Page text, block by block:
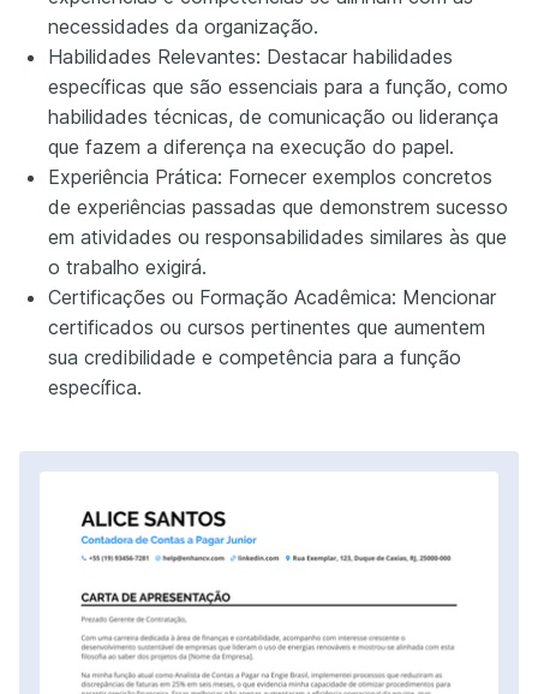
necessidades da organização.
Habilidades Relevantes: Destacar habilidades
específicas que são essenciais para a função, como
habilidades técnicas, de comunicação ou liderança
que fazem a diferença na execução do papel.
Experiência Prática: Fornecer exemplos concretos
de experiências passadas que demonstrem sucesso
em atividades ou responsabilidades similares às que
o trabalho exigirá.
Certificações ou Formação Acadêmica: Mencionar
certificados ou cursos pertinentes que aumentem
sua credibilidade e competência para a função
específica.